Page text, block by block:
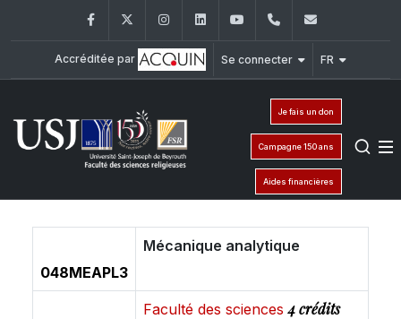
FacebookTwitter InstagramLinkedInYouTube+961 (1) 421 586
Accréditée par Se connecter FR
Je fais un don
Campagne 150 ans
Aides financières
048MEAPL3
Mécanique analytique
Faculté des sciences4 crédits